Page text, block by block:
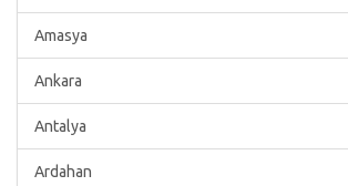
Amasya
Ankara
Antalya
Ardahan